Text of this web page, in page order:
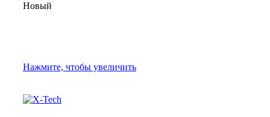
Новый
Нажмите, чтобы увеличить